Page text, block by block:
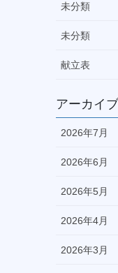
未分類
未分類
献立表
アーカイブ
2026年7月
2026年6月
2026年5月
2026年4月
2026年3月